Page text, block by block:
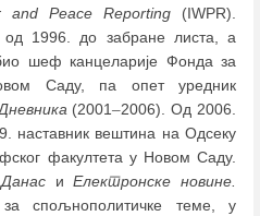
and Peace Reporting (IWPR).
од 1996. до забране листа, а
шеф канцеларије Фонда за
Саду, па опет уредник
(2001–2006). Од 2006.
наставник вештина на Одсеку
факултета у Новом Саду.
ДанасиЕлектронске новине.
спољнополитичке теме, у